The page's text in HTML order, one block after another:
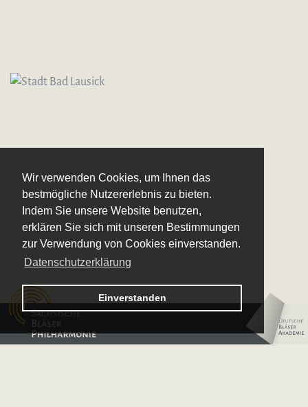
Wir verwenden Cookies, um Ihnen das
bestmögliche Nutzererlebnis zu bieten.
Indem Sie unsere Website benutzen,
erklären Sie sich mit unseren Bestimmungen
zur Verwendung von Cookies einverstanden.
Datenschutzerklärung
Einverstanden
Logo
–
Sächsische
Bläserphilharmonie
Logo
Deutsche